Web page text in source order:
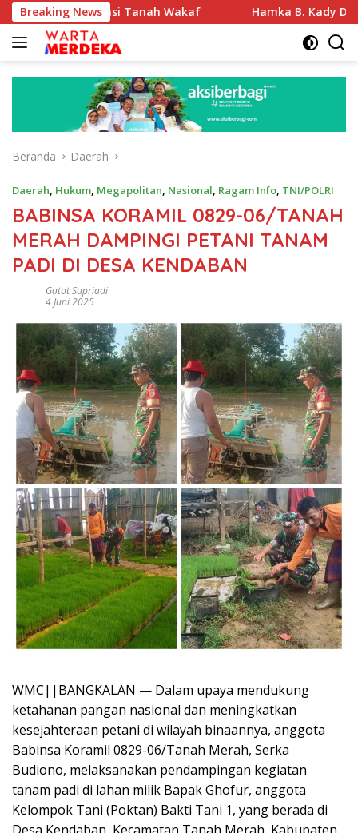
Langsung
ke
konten
Breaking News
Sertifikasi Tanah Wakaf Hamka B. Kady Desak
Beranda Daerah
Daerah, Hukum, Megapolitan, Nasional, Ragam Info, TNI/POLRI
BABINSA KORAMIL 0829-06/TANAH
MERAH DAMPINGI PETANI TANAM
PADI DI DESA KENDABAN
Gatot Supriadi
4 Juni 2025
WMC||BANGKALAN — Dalam upaya mendukung
ketahanan pangan nasional dan meningkatkan
kesejahteraan petani di wilayah binaannya, anggota
Babinsa Koramil 0829-06/Tanah Merah, Serka
Budiono, melaksanakan pendampingan kegiatan
tanam padi di lahan milik Bapak Ghofur, anggota
Kelompok Tani (Poktan) Bakti Tani 1, yang berada di